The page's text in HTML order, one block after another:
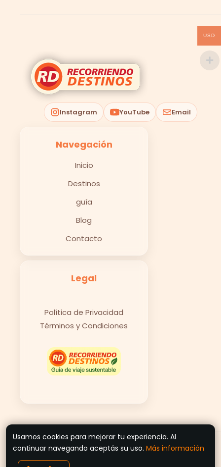
Instagram YouTube Email
Navegación
Inicio
Destinos
guía
Blog
Contacto
Legal
Política de Privacidad
Términos y Condiciones
© 2026 Recorriendo Destinos
USD
Usamos cookies para mejorar tu experiencia. Al
continuar navegando aceptás su uso. Más información